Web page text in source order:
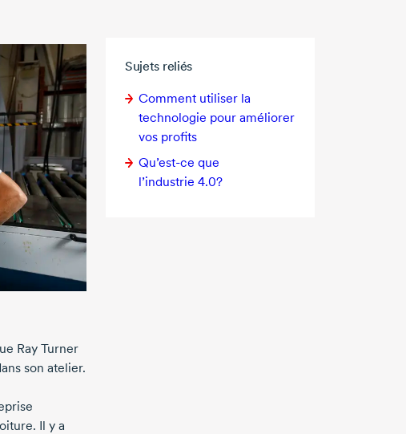
Sujets reliés
Comment utiliser la
technologie pour améliorer
vos profits
Qu’est-ce que
l’industrie 4.0?
Ray Turner
son atelier.
Il y a